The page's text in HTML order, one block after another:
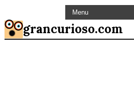
grancurioso.com